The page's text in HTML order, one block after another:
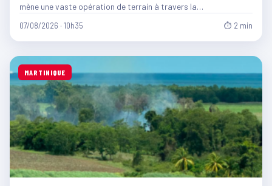
mène une vaste opération de terrain à travers la…
07/08/2026 · 10h35 ⏱ 2 min
MARTINIQUE